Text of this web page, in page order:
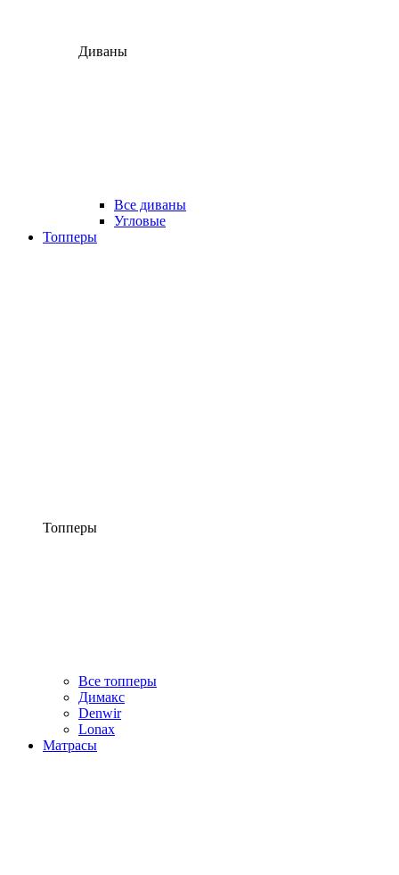
Диваны
Все диваны
Угловые
Топперы
Топперы
Все топперы
Димакс
Denwir
Lonax
Матрасы